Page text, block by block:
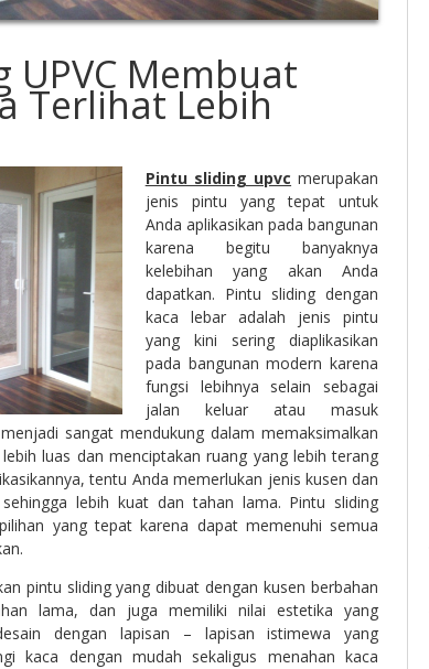
UPVC Membuat
Terlihat Lebih
Pintu sliding upvc merupakan
jenis pintu yang tepat untuk
Anda aplikasikan pada bangunan
karena begitu banyaknya
kelebihan yang akan Anda
dapatkan. Pintu sliding dengan
kaca lebar adalah jenis pintu
yang kini sering diaplikasikan
pada bangunan modern karena
fungsi lebihnya selain sebagai
jalan keluar atau masuk
sangat mendukung dalam memaksimalkan
luas dan menciptakan ruang yang lebih terang
tentu Anda memerlukan jenis kusen dan
lebih kuat dan tahan lama. Pintu sliding
yang tepat karena dapat memenuhi semua
pintu sliding yang dibuat dengan kusen berbahan
lama, dan juga memiliki nilai estetika yang
dengan lapisan – lapisan istimewa yang
kaca dengan mudah sekaligus menahan kaca